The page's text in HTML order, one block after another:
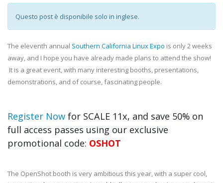
Questo post è disponibile solo in inglese.
The eleventh annual Southern California Linux Expo is only 2 weeks
away, and I hope you have already made plans to attend the show!
It is a great event, with many interesting booths, presentations,
demonstrations, and of course, fascinating people.
Register Now for SCALE 11x, and save 50% on
full access passes using our exclusive
promotional code: OSHOT
The OpenShot booth is very ambitious this year, with a super cool,